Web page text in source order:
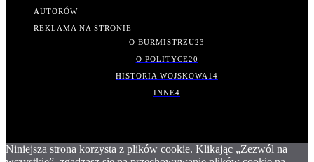
AUTORÓW
REKLAMA NA STRONIE
O BURMISTRZU23
O POLITYCE20
HISTORIA WOJSKOWA 14
INNE4
Niniejsza strona korzysta z plików cookie. Klikając „Zezwól na